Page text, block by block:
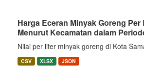
Harga Eceran Minyak Goreng
Menurut Kecamatan dalam
Nilai per liter minyak goreng di Kota
CSV XLSX JSON